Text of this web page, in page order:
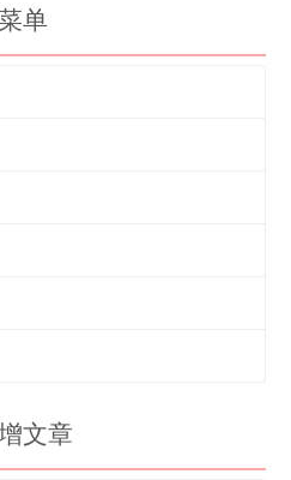
菜单
文章